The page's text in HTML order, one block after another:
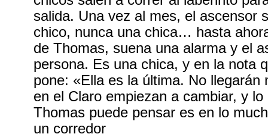
salida. Una vez al mes, el ascensor
chico, nunca una chica… hasta
de Thomas, suena una alarma y el
persona. Es una chica, y en la nota
pone: «Ella es la última. No llegarán
en el Claro empiezan a cambiar, y
Thomas puede pensar es en lo
un corredor